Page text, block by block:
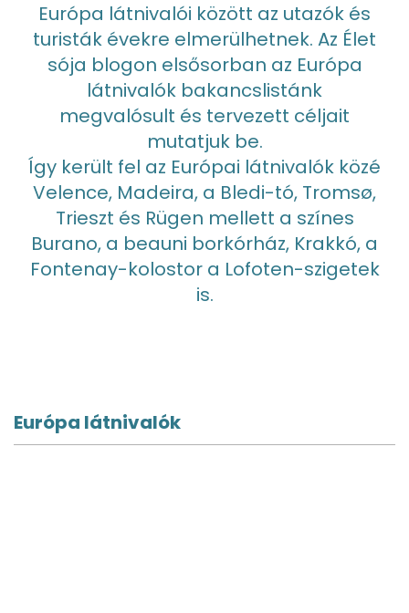
Európa látnivalói között az utazók és
turisták évekre elmerülhetnek. Az Élet
sója blogon elsősorban az Európa
látnivalók bakancslistánk
megvalósult és tervezett céljait
mutatjuk be.
Így került fel az Európai látnivalók közé
Velence, Madeira, a Bledi-tó, Tromsø,
Trieszt és Rügen mellett a színes
Burano, a beauni borkórház, Krakkó, a
Fontenay-kolostor a Lofoten-szigetek
is.
Európa látnivalók